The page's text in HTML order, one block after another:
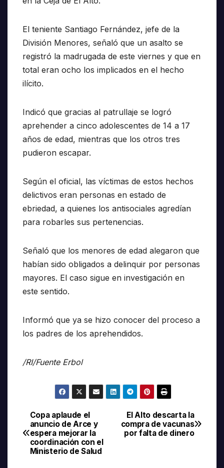
El teniente Santiago Fernández, jefe de la
División Menores, señaló que un asalto se
registró la madrugada de este viernes y que en
total eran ocho los implicados en el hecho
ilícito.
Indicó que gracias al patrullaje se logró
aprehender a cinco adolescentes de 14 a 17
años de edad, mientras que los otros tres
pudieron escapar.
Según el oficial, las víctimas de estos hechos
delictivos eran personas en estado de
ebriedad, a quienes los antisociales agredían
para robarles sus pertenencias.
Señaló que los menores de edad alegaron que
habían sido obligados a delinquir por personas
mayores. El caso sigue en investigación en
este sentido.
Informó que ya se hizo conocer del proceso a
los padres de los aprehendidos.
/RI/Fuente Erbol
Navegación
de
El Alto descarta la
compra de vacunas
por falta de dinero
Copa aplaude el
anuncio de Arce y
espera mejorar la
coordinación con el
Ministerio de Salud